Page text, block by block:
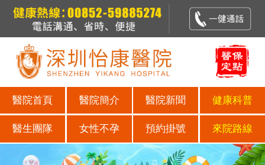
醫院首頁 醫院簡介 醫院新聞 健康科普
醫生團隊 女性不孕 預約掛號 來院路線